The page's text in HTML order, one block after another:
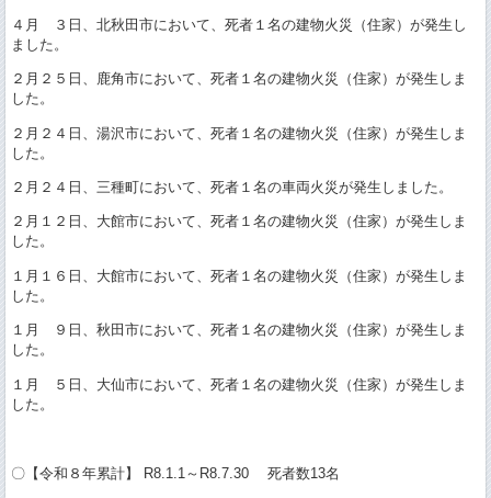
４月 ３日、北秋田市において、死者１名の建物火災（住家）が発生し
ました。
２月２５日、鹿角市において、死者１名の建物火災（住家）が発生しま
した。
２月２４日、湯沢市において、死者１名の建物火災（住家）が発生しま
した。
２月２４日、三種町において、死者１名の車両火災が発生しました。
２月１２日、大館市において、死者１名の建物火災（住家）が発生しま
した。
１月１６日、大館市において、死者１名の建物火災（住家）が発生しま
した。
１月 ９日、秋田市において、死者１名の建物火災（住家）が発生しま
した。
１月 ５日、大仙市において、死者１名の建物火災（住家）が発生しま
した。
〇【令和８年累計】 R8.1.1～R8.7.30 死者数13名